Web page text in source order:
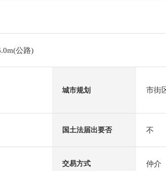
公路)
城市规划 市街
国土法届出要否 不
交易方式 仲介